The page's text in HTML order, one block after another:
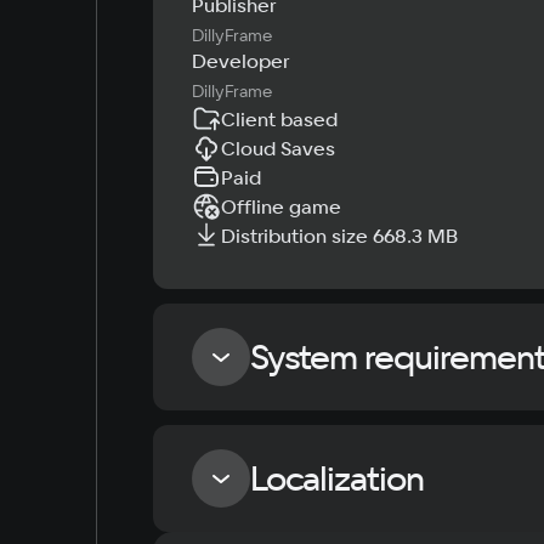
Publisher
DillyFrame
Developer
DillyFrame
Client based
Cloud Saves
Paid
Offline game
Distribution size 668.3 MB
System
Minimum
Localization